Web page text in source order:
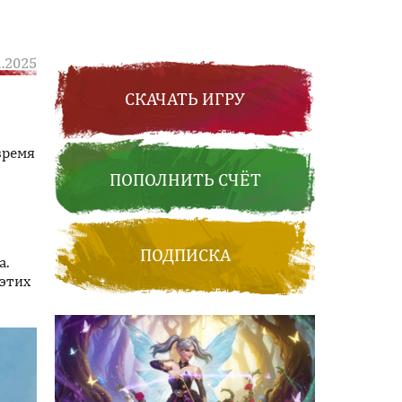
СКАЧАТЬ ИГРУ
ПОПОЛНИТЬ СЧЁТ
ПОДПИСКА